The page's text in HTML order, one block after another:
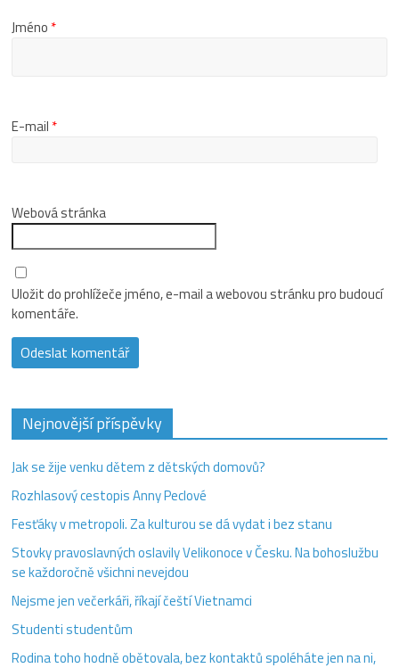
Jméno *
E-mail *
Webová stránka
Uložit do prohlížeče jméno, e-mail a webovou stránku pro budoucí
komentáře.
Nejnovější příspěvky
Jak se žije venku dětem z dětských domovů?
Rozhlasový cestopis Anny Peclové
Fesťáky v metropoli. Za kulturou se dá vydat i bez stanu
Stovky pravoslavných oslavily Velikonoce v Česku. Na bohoslužbu
se každoročně všichni nevejdou
Nejsme jen večerkáři, říkají čeští Vietnamci
Studenti studentům
Rodina toho hodně obětovala, bez kontaktů spoléháte jen na ni,